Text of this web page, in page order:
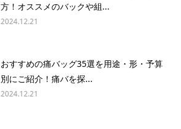
方！オススメのバックや組...
2024.12.21
おすすめの痛バッグ35選を用途・形・予算
別にご紹介！痛バを探...
2024.12.21